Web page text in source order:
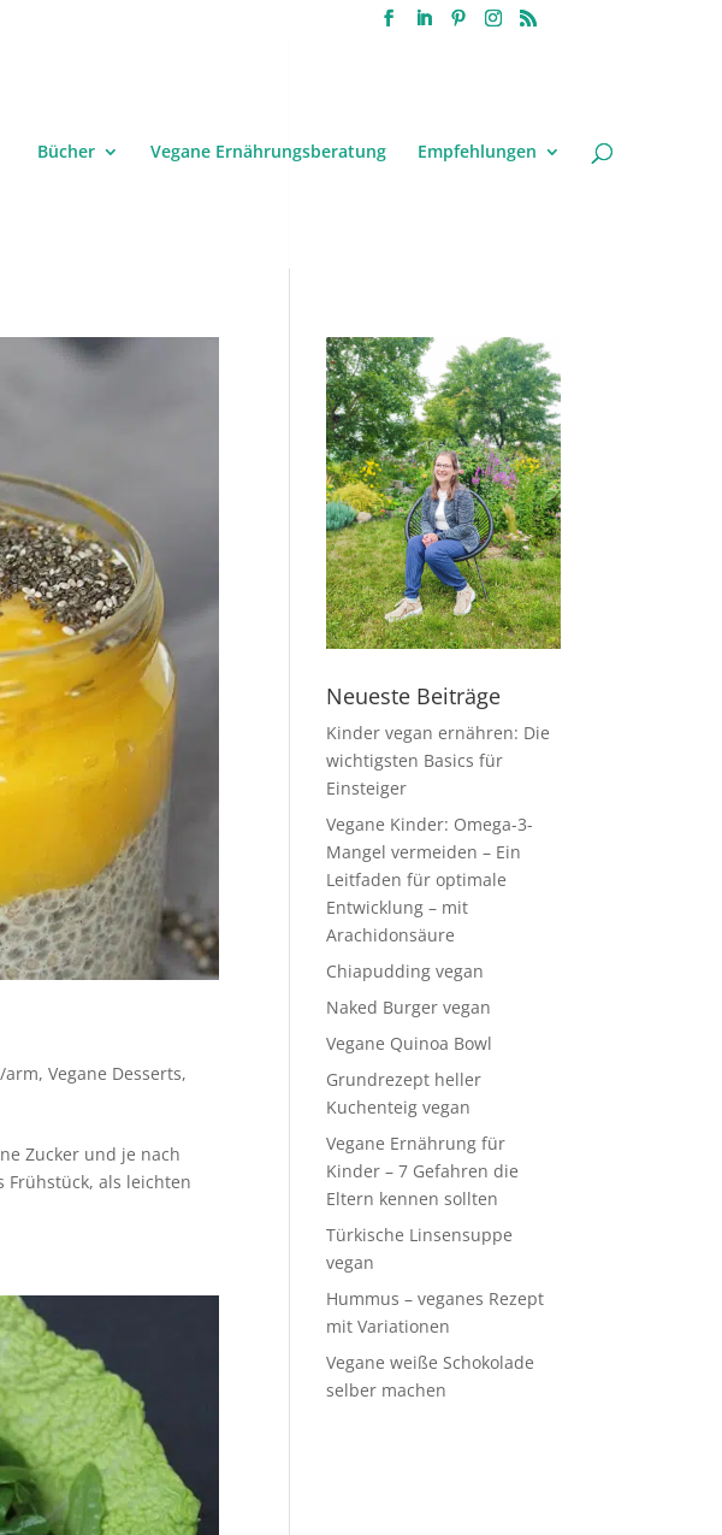
Bücher Vegane Ernährungsberatung Empfehlungen
arm,Vegane Desserts,
Zucker und je nach
als leichten
Neueste Beiträge
Kinder vegan ernähren: Die
wichtigsten Basics für
Einsteiger
Vegane Kinder: Omega-3-
Mangel vermeiden – Ein
Leitfaden für optimale
Entwicklung – mit
Arachidonsäure
Chiapudding vegan
Naked Burger vegan
Vegane Quinoa Bowl
Grundrezept heller
Kuchenteig vegan
Vegane Ernährung für
Kinder – 7 Gefahren die
Eltern kennen sollten
Türkische Linsensuppe
vegan
Hummus – veganes Rezept
mit Variationen
Vegane weiße Schokolade
selber machen